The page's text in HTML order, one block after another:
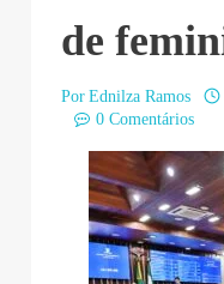
de
Por Ednilza Ramos
0 Comentários